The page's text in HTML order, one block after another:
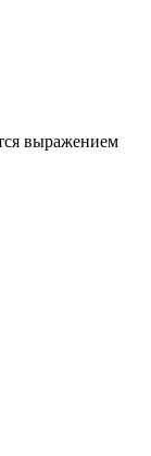
выражением